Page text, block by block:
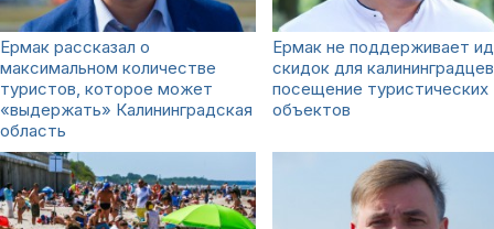
Ермак рассказал о
максимальном количестве
туристов, которое может
«выдержать» Калининградская
область
Ермак не поддерживает
скидок для
посещение туристических
объектов